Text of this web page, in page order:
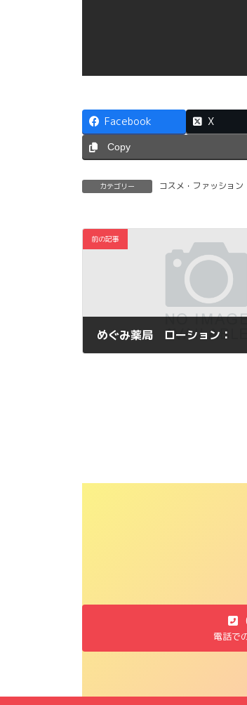
Facebook X
Copy
カテゴリー コスメ・ファッション
前の記事
めぐみ薬局 ローション：
電話で